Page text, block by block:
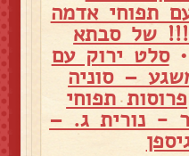
תפוחי אדמה
של סבתא
סלט ירוק עם
– סוניה
פרוסות תפוחי
- נורית ג. –